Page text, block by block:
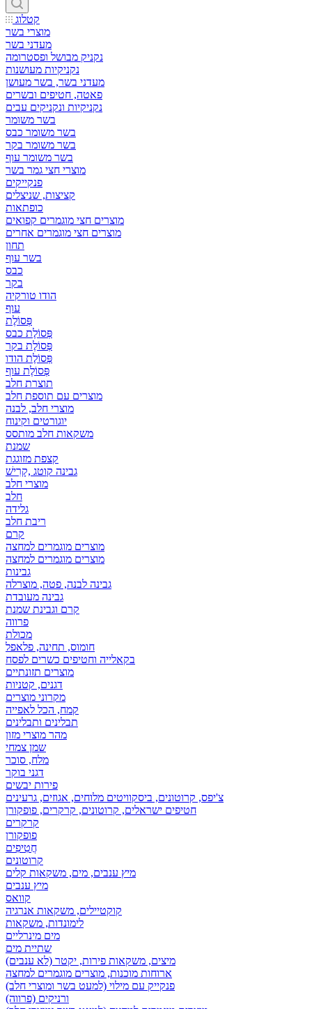
קטלוג
מוצרי בשר
מעדני בשר
נקניק מבושל ופסטרומה
נקניקיות מעושנות
מעדני בשר, בשר מעושן
פאטה, חטיפים ובשרים
נקניקיות ונקניקים עבים
בשר משומר
בשר משומר כבס
בשר משומר בקר
בשר משומר עוף
מוצרי חצי גמר בשר
פנקייקים
קציצות, שניצלים
כופתאות
מוצרים חצי מוגמרים קפואים
מוצרים חצי מוגמרים אחרים
תחון
בשר עוף
כבס
בקר
הודו טורקיה
עוף
פְּסוֹלֶת
פְּסוֹלֶת כבס
פְּסוֹלֶת בקר
פְּסוֹלֶת הודו
פְּסוֹלֶת עוף
תוצרת חלב
מוצרים עם תוספת חלב
מוצרי חלב, לבנה
יוגורטים וקינוח
משקאות חלב מותסס
שמנת
קצפת מזוגגת
גבינה קוטג ,קָרִישׁ
מוצרי חלב
חלב
גלידה
ריבת חלב
קרם
מוצרים מוגמרים למחצה
מוצרים מוגמרים למחצה
גבינות
גבינה לבנה, פטה, מוצרלה
גבינה מעובדת
קרם וגבינת שמנת
פרווה
מכולת
חומוס, תחינה, פלאפל
בקאלייה וחטיפים כשרים לפסח
מוצרים תזונתיים
דגנים, קטניות
מקרוני מוצרים
קמח, הכל לאפייה
תבלינים ותבלינים
מהר מוצרי מזון
שמן צמחי
מלח, סוכר
דגני בוקר
פירות יבשים
צ'יפס, קרוטונים, ביסקוויטים מלוחים, אגוזים, גרעינים
חטיפים ישראלים, קרוטונים, קרקרים, פופקורן
קרקרים
פופקורן
חֲטִיפִים
קרוטונים
מיץ ענבים, מים, משקאות קלים
מיץ ענבים
קוואס
קוקטיילים, משקאות אנרגיה
לימונדות, משקאות
מים מינרליים
שתיית מים
מיצים, משקאות פירות, יקטר (לא ענבים)
ארוחות מוכנות, מוצרים מוגמרים למחצה
פנקייק עם מילוי (למעט בשר ומוצרי חלב)
ורניקים (פרווה)